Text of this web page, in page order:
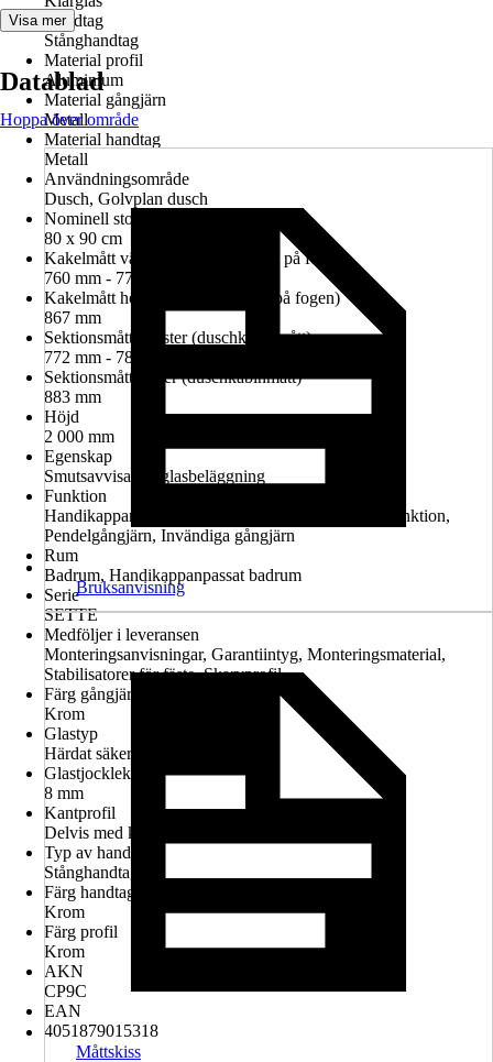
Handtag
Stånghandtag
Material profil
Aluminium
Material gångjärn
Metall
Material handtag
Metall
Användningsområde
Dusch, Golvplan dusch
Nominell storlek i cm
80 x 90 cm
Kakelmått vänster (glasrutans mitt på fogen)
760 mm - 774 mm
Kakelmått höger (glasrutans mitt på fogen)
867 mm
Sektionsmått vänster (duschkabinmått)
772 mm - 786 mm
Sektionsmått höger (duschkabinmått)
883 mm
Höjd
2 000 mm
Egenskap
Smutsavvisande glasbeläggning
Funktion
Handikappanpassad montering möjlig, Lyft-sänk-funktion,
Pendelgångjärn, Invändiga gångjärn
Rum
Badrum, Handikappanpassat badrum
Serie
SETTE
Medföljer i leveransen
Monteringsanvisningar, Garantiintyg, Monteringsmaterial,
Stabilisatorer för fäste, Skarvprofil
Färg gångjärn
Krom
Glastyp
Härdat säkerhetsglas
Glastjocklek
8 mm
Kantprofil
Delvis med kantprofil
Typ av handtag
Stånghandtag
Färg handtag
Krom
Färg profil
Krom
AKN
CP9C
EAN
4051879015318
Visa mer
Datablad
Hoppa över område
Bruksanvisning
Måttskiss